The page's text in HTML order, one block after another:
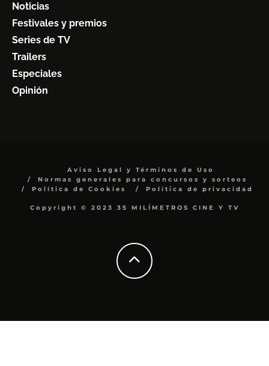
Noticias
Festivales y premios
Series de TV
Trailers
Especiales
Opinión
Aviso Legal y Términos de Uso
Normas generales para concursos y sorteos
Política de Cookies
Política de privacidad
Copyright © 2023 35 MILÍMETROS CINE Y TV